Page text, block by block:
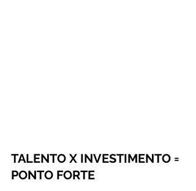
TALENTO X INVESTIMENTO =
PONTO FORTE